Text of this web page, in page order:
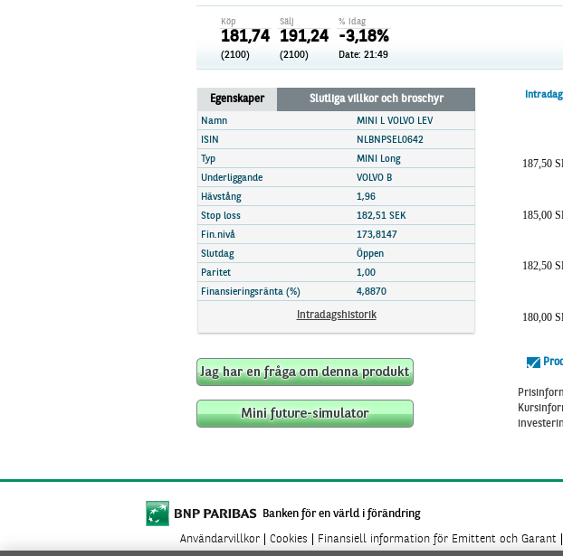
Unlimited Turbos
Nya produkter
Stoppade & förfallna produkter
Utsålda produkter
Realtidskurser
Knock-plocken
Kunskapscentra+
Hur handlar jag
Marknadsöversikt
Köp
181,74
(2100)
Sälj
191,24
(2100)
% idag
-3,18%
Date: 21:49
Egenskaper Slutliga villkor och broschyr
Namn
MINI L VOLVO LEV
ISIN
NLBNPSEL0642
Typ
MINI Long
Underliggande
VOLVO B
Hävstång
1,96
Stop loss
182,51 SEK
Fin.nivå
173,8147
Slutdag
Öppen
Paritet
1,00
Finansieringsränta (%)
4,8870
Intradagshistorik
Intradag
180,00
182,50
185,00
187,50
Banken för en värld i förändring
Användarvillkor Cookies Finansiell information för Emittent och Garant